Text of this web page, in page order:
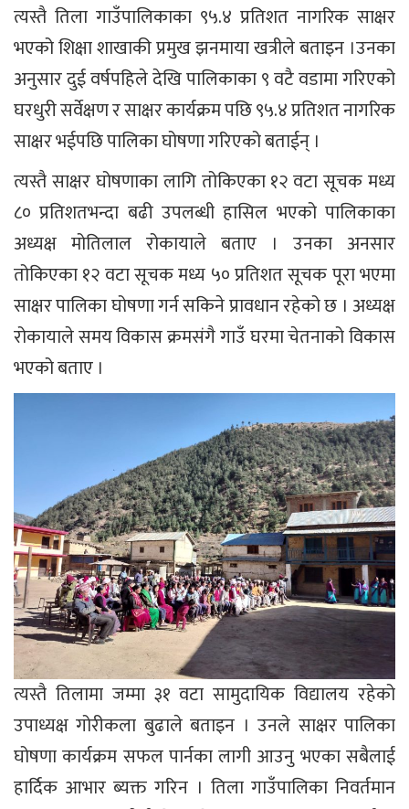
त्यस्तै तिला गाउँपालिकाका ९५.४ प्रतिशत नागरिक साक्षर
भएको शिक्षा शाखाकी प्रमुख झनमाया खत्रीले बताइन ।उनका
अनुसार दुई वर्षपहिले देखि पालिकाका ९ वटै वडामा गरिएको
घरधुरी सर्वेक्षण र साक्षर कार्यक्रम पछि ९५.४ प्रतिशत नागरिक
साक्षर भईपछि पालिका घोषणा गरिएको बताईन् ।
त्यस्तै साक्षर घोषणाका लागि तोकिएका १२ वटा सूचक मध्य
८० प्रतिशतभन्दा बढी उपलब्धी हासिल भएको पालिकाका
अध्यक्ष मोतिलाल रोकायाले बताए । उनका अनसार
तोकिएका १२ वटा सूचक मध्य ५० प्रतिशत सूचक पूरा भएमा
साक्षर पालिका घोषणा गर्न सकिने प्रावधान रहेको छ । अध्यक्ष
रोकायाले समय विकास क्रमसंगै गाउँ घरमा चेतनाको विकास
भएको बताए ।
त्यस्तै तिलामा जम्मा ३१ वटा सामुदायिक विद्यालय रहेको
उपाध्यक्ष गोरीकला बुढाले बताइन । उनले साक्षर पालिका
घोषणा कार्यक्रम सफल पार्नका लागी आउनु भएका सबैलाई
हार्दिक आभार ब्यक्त गरिन । तिला गाउँपालिका निवर्तमान